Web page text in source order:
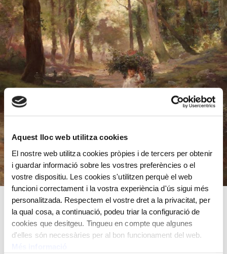
Aquest lloc web utilitza cookies
El nostre web utilitza cookies pròpies i de tercers per obtenir
i guardar informació sobre les vostres preferències o el
vostre dispositiu. Les cookies s'utilitzen perquè el web
funcioni correctament i la vostra experiència d'ús sigui més
personalitzada. Respectem el vostre dret a la privacitat, per
la qual cosa, a continuació, podeu triar la configuració de
cookies que desitgeu. Tingueu en compte que algunes
d'elles són necessàries per al bon funcionament del web.
Influenciat per l’escola naturalista francesa del “à plein
air”, inspirat en escenes ideals romàntiques dins un
realisme de composicions elegants principalment amb